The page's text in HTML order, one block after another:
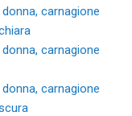
donna, carnagione
donna, carnagione
donna, carnagione